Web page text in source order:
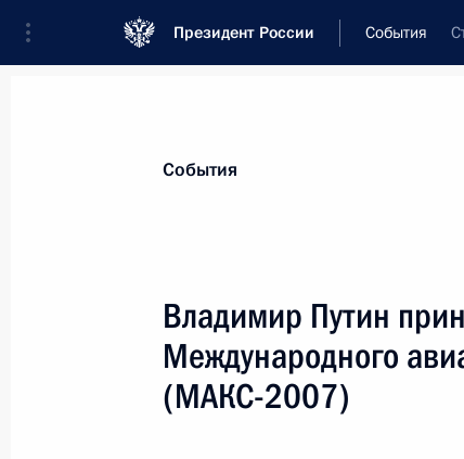
Президент России События
Новости
26 августа 2007 года,
Владимир Путин поздравил
События
Владимир Путин
Международного
(МАКС-2007)